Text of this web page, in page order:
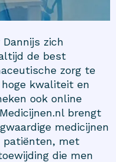
zich
de best
zorg te
kwaliteit en
ook online
brengt
medicijnen
patiënten, met
die men